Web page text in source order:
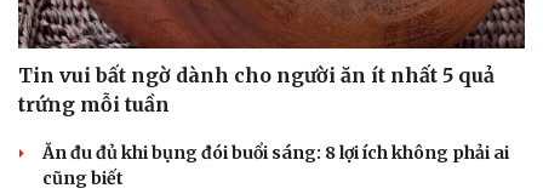
Tin vui bất ngờ dành cho người ăn ít nhất 5 quả
trứng mỗi tuần
Ăn đu đủ khi bụng đói buổi sáng: 8 lợi ích không phải ai
cũng biết